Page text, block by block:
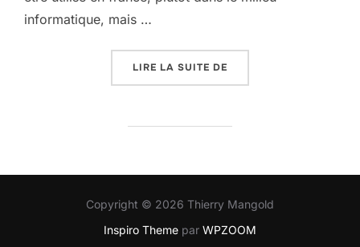
informatique, mais …
LIRE LA SUITE DE
Copyright © 2026 Thierry Mangold
Inspiro Theme par WPZOOM